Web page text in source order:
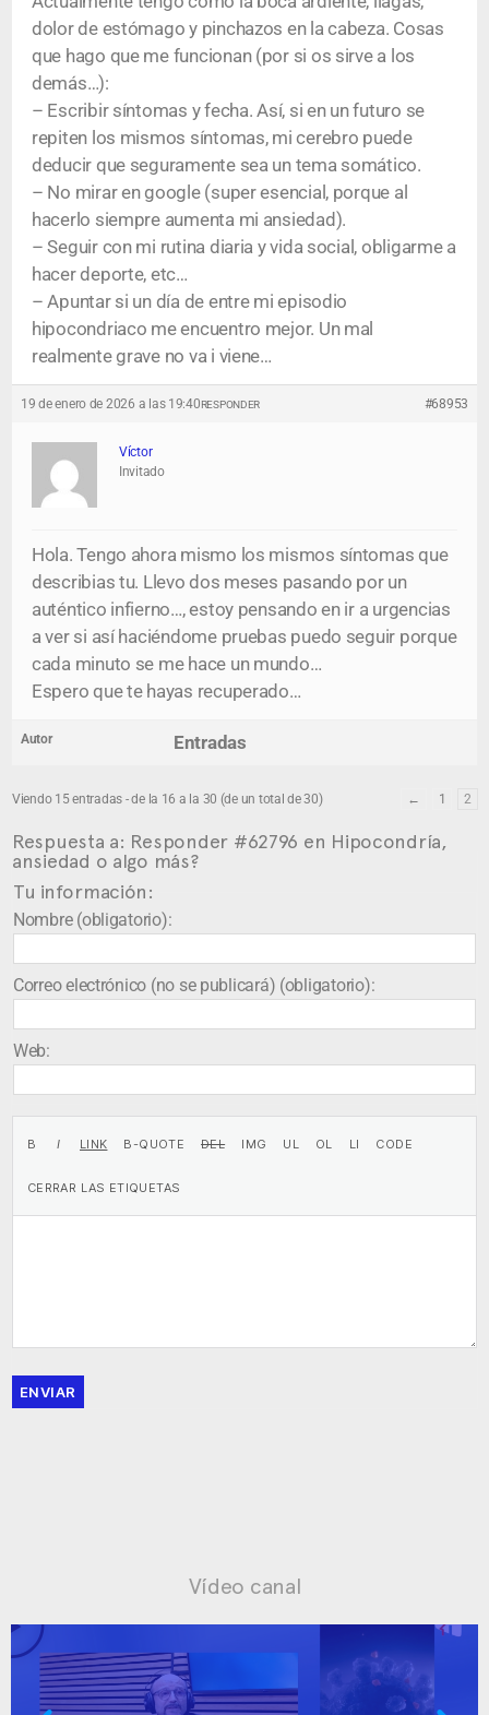
dolor de estómago y pinchazos en la cabeza. Cosas
que hago que me funcionan (por si os sirve a los
demás…):
– Escribir síntomas y fecha. Así, si en un futuro se
repiten los mismos síntomas, mi cerebro puede
deducir que seguramente sea un tema somático.
– No mirar en google (super esencial, porque al
hacerlo siempre aumenta mi ansiedad).
– Seguir con mi rutina diaria y vida social, obligarme a
hacer deporte, etc…
– Apuntar si un día de entre mi episodio
hipocondriaco me encuentro mejor. Un mal
realmente grave no va i viene…
19 de enero de 2026 a las 19:40 #68953
RESPONDER
Víctor
Invitado
Hola. Tengo ahora mismo los mismos síntomas que
describias tu. Llevo dos meses pasando por un
auténtico infierno…, estoy pensando en ir a urgencias
a ver si así haciéndome pruebas puedo seguir porque
cada minuto se me hace un mundo…
Espero que te hayas recuperado…
Autor Entradas
Viendo 15 entradas - de la 16 a la 30 (de un total de 30) ← 1 2
Respuesta a: Responder #62796 en Hipocondría,
ansiedad o algo más?
Tu información:
Nombre (obligatorio):
Correo electrónico (no se publicará) (obligatorio):
Web:
ENVIAR
Vídeo canal